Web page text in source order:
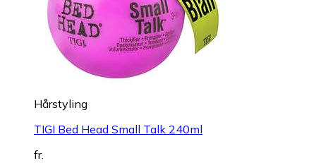
Hårstyling
TIGI Bed Head Small Talk 240ml
fr.